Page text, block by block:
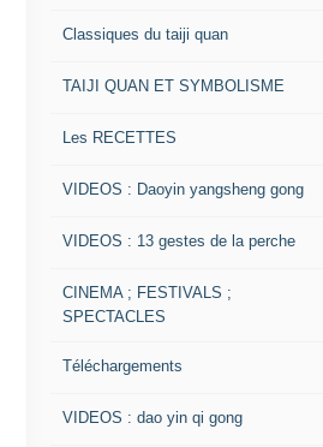
Classiques du taiji quan
TAIJI QUAN ET SYMBOLISME
Les RECETTES
VIDEOS : Daoyin yangsheng gong
VIDEOS : 13 gestes de la perche
CINEMA ; FESTIVALS ;
SPECTACLES
Téléchargements
VIDEOS : dao yin qi gong